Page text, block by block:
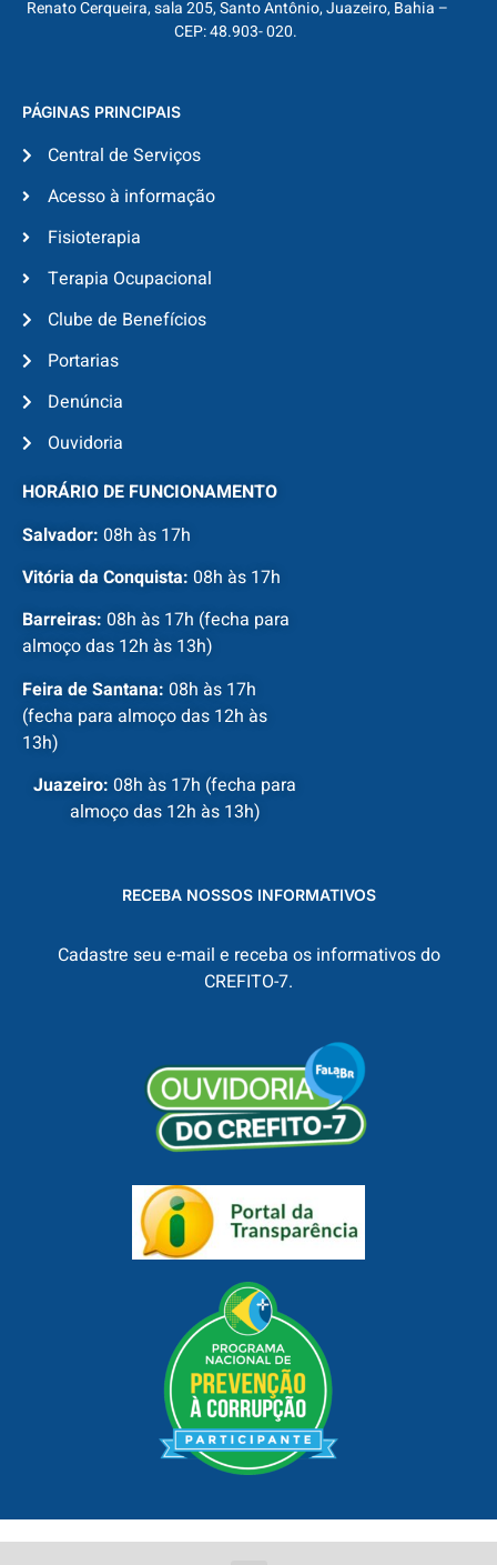
Renato Cerqueira, sala 205, Santo Antônio, Juazeiro, Bahia –
CEP: 48.903- 020.
PÁGINAS PRINCIPAIS
Central de Serviços
Acesso à informação
Fisioterapia
Terapia Ocupacional
Clube de Benefícios
Portarias
Denúncia
Ouvidoria
HORÁRIO DE FUNCIONAMENTO
Salvador: 08h às 17h
Vitória da Conquista: 08h às 17h
Barreiras: 08h às 17h (fecha para
almoço das 12h às 13h)
Feira de Santana: 08h às 17h
(fecha para almoço das 12h às
13h)
Juazeiro: 08h às 17h (fecha para
almoço das 12h às 13h)
RECEBA NOSSOS INFORMATIVOS
Cadastre seu e-mail e receba os informativos do
CREFITO-7.